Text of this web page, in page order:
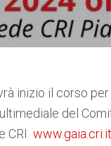
il corso per
del
CRI www.gaia.cri.it